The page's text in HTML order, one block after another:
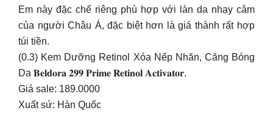
Em này đặc chế riêng phù hợp với làn da nhạy cảm
của người Châu Á, đặc biệt hơn là giá thành rất hợp
túi tiền.
(0.3) Kem Dưỡng Retinol Xóa Nếp Nhăn, Căng Bóng
Da 𝐁𝐞𝐥𝐝𝐨𝐫𝐚 𝟐𝟗𝟗 𝐏𝐫𝐢𝐦𝐞 𝐑𝐞𝐭𝐢𝐧𝐨𝐥 𝐀𝐜𝐭𝐢𝐯𝐚𝐭𝐨𝐫.
Giá sale: 189.0000
Xuất sứ: Hàn Quốc